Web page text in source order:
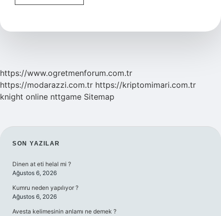
Gürültü
https://www.ogretmenforum.com.tr
https://modarazzi.com.tr https://kriptomimari.com.tr
knight online nttgame Sitemap
SIDEBAR
SON YAZILAR
Dinen at eti helal mi ?
Ağustos 6, 2026
Kumru neden yapılıyor ?
Ağustos 6, 2026
Avesta kelimesinin anlamı ne demek ?